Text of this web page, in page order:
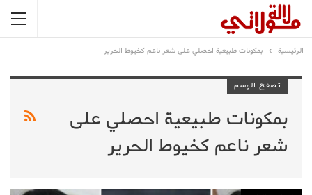
الرئيسية بمكونات طبيعية احصلي على شعر ناعم كخيوط الحرير
تصفح الوسم
بمكونات طبيعية احصلي على
شعر ناعم كخيوط الحرير